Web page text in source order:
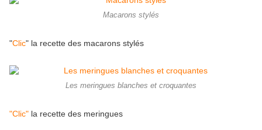
Macarons stylés
"Clic" la recette des macarons stylés
Les meringues blanches et croquantes
"Clic" la recette des meringues